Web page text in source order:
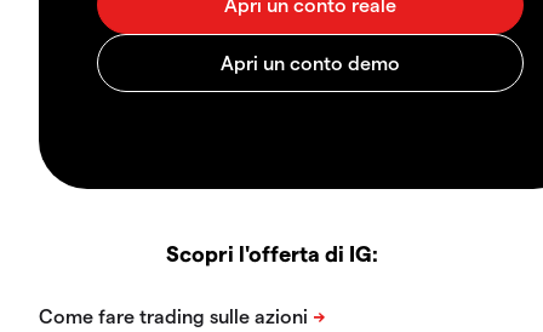
Scopri l'offerta di IG: